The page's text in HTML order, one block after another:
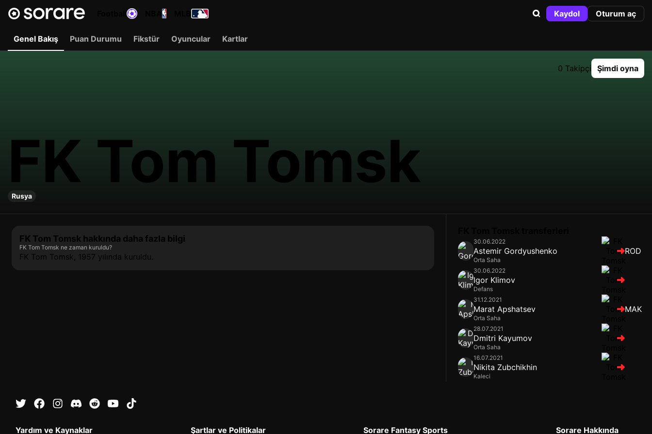
Kaydol Oturum aç
Genel Bakış Puan Durumu Fikstür Oyuncular Kartlar
0 Takipçi Şimdi oyna
FK Tom Tomsk
Rusya
FK Tom Tomsk hakkında daha fazla bilgi
FK Tom Tomsk ne zaman kuruldu?
FK Tom Tomsk, 1957 yılında kuruldu.
30.06.2022
Astemir Gordyushenko
Orta Saha
ROD
30.06.2022
Igor Klimov
Defans
31.12.2021
Marat Apshatsev
Orta Saha
MAK
28.07.2021
Dmitri Kayumov
Orta Saha
16.07.2021
Nikita Zubchikhin
Kaleci
Yardım ve Kaynaklar Şartlar ve Politikalar Sorare Fantasy Sports Sorare Hakkında